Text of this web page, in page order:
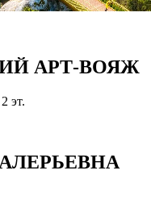
АРТ-ВОЯЖ
эт.